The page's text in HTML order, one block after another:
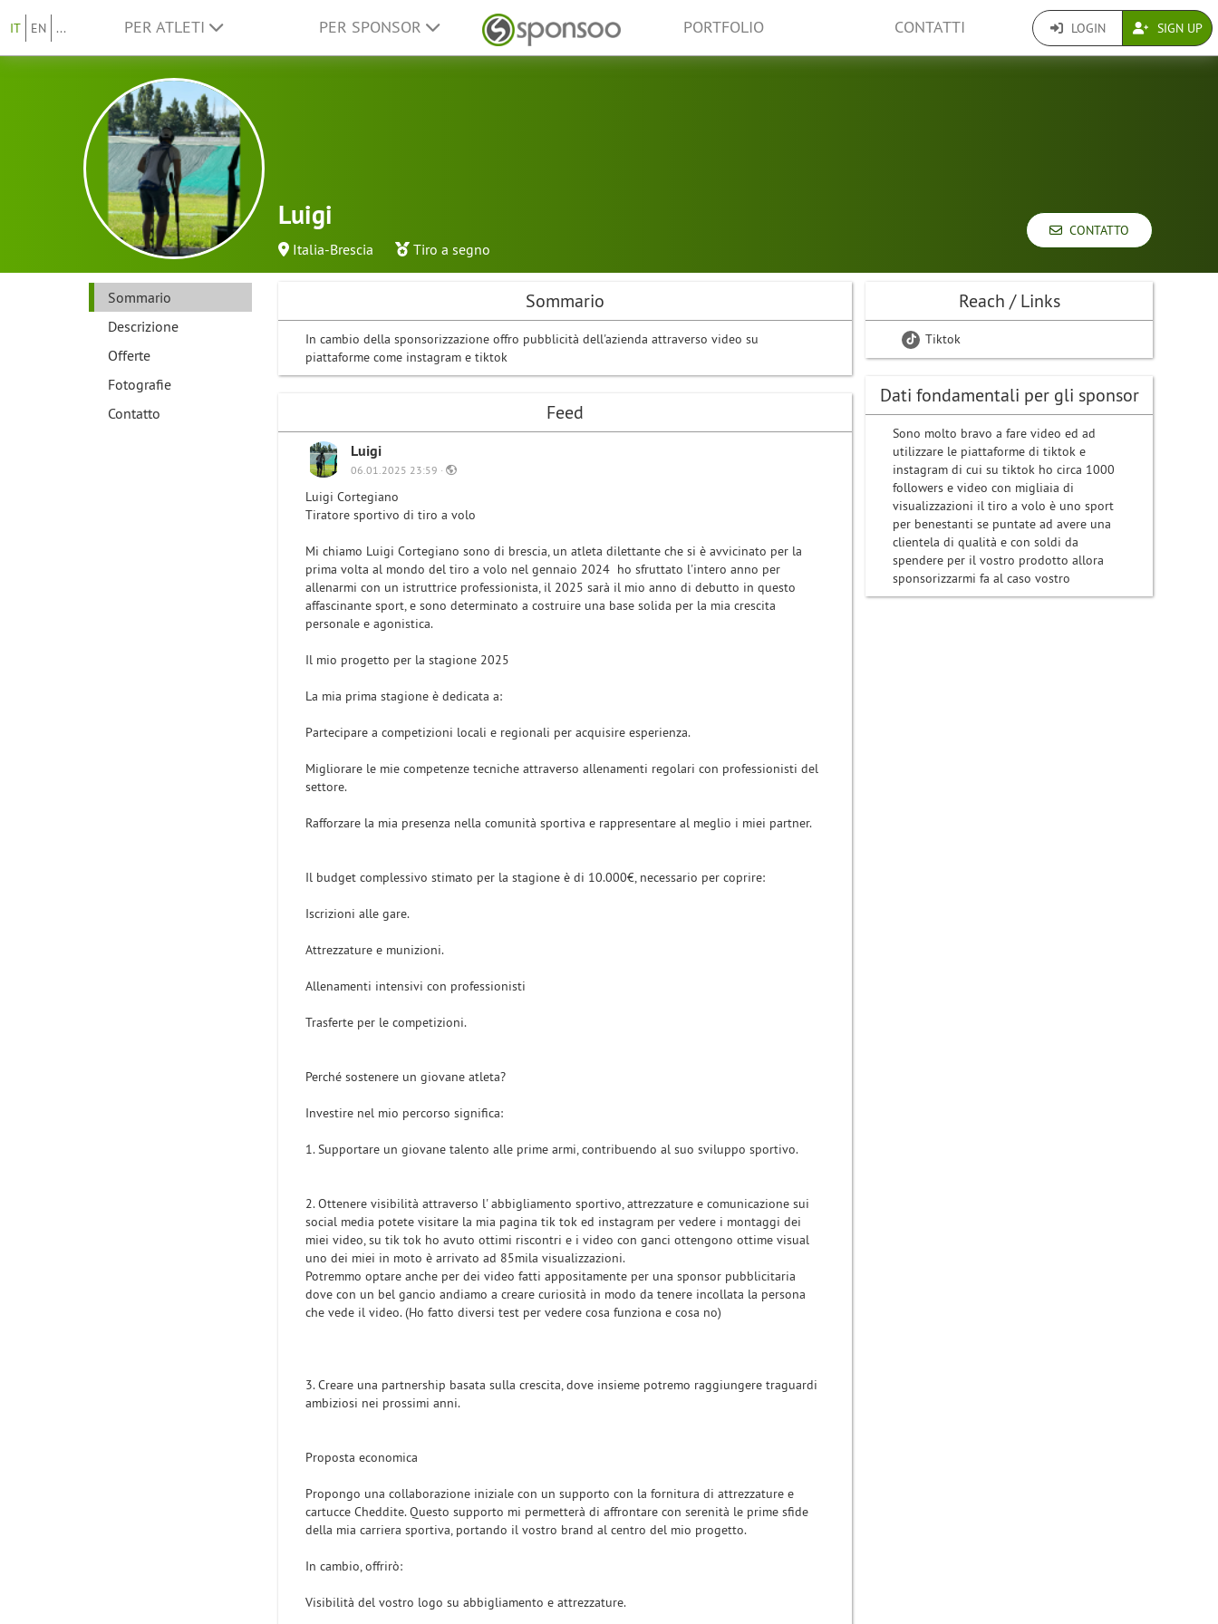
IT EN ... PER ATLETI PER SPONSOR PORTFOLIO CONTATTI LOGIN SIGN UP
Luigi
Italia-Brescia Tiro a segno
CONTATTO
Sommario
Descrizione
Offerte
Fotografie
Contatto
Sommario
In cambio della sponsorizzazione offro pubblicità dell'azienda attraverso video su
piattaforme come instagram e tiktok
Feed
Luigi
06.01.2025 23:59 ·
Luigi Cortegiano
Tiratore sportivo di tiro a volo
Mi chiamo Luigi Cortegiano sono di brescia, un atleta dilettante che si è avvicinato per la
prima volta al mondo del tiro a volo nel gennaio 2024 ho sfruttato l'intero anno per
allenarmi con un istruttrice professionista, il 2025 sarà il mio anno di debutto in questo
affascinante sport, e sono determinato a costruire una base solida per la mia crescita
personale e agonistica.
Il mio progetto per la stagione 2025
La mia prima stagione è dedicata a:
Partecipare a competizioni locali e regionali per acquisire esperienza.
Migliorare le mie competenze tecniche attraverso allenamenti regolari con professionisti del
settore.
Rafforzare la mia presenza nella comunità sportiva e rappresentare al meglio i miei partner.
Il budget complessivo stimato per la stagione è di 10.000€, necessario per coprire:
Iscrizioni alle gare.
Attrezzature e munizioni.
Allenamenti intensivi con professionisti
Trasferte per le competizioni.
Perché sostenere un giovane atleta?
Investire nel mio percorso significa:
1. Supportare un giovane talento alle prime armi, contribuendo al suo sviluppo sportivo.
2. Ottenere visibilità attraverso l' abbigliamento sportivo, attrezzature e comunicazione sui
social media potete visitare la mia pagina tik tok ed instagram per vedere i montaggi dei
miei video, su tik tok ho avuto ottimi riscontri e i video con ganci ottengono ottime visual
uno dei miei in moto è arrivato ad 85mila visualizzazioni.
Potremmo optare anche per dei video fatti appositamente per una sponsor pubblicitaria
dove con un bel gancio andiamo a creare curiosità in modo da tenere incollata la persona
che vede il video. (Ho fatto diversi test per vedere cosa funziona e cosa no)
3. Creare una partnership basata sulla crescita, dove insieme potremo raggiungere traguardi
ambiziosi nei prossimi anni.
Proposta economica
Propongo una collaborazione iniziale con un supporto con la fornitura di attrezzature e
cartucce Cheddite. Questo supporto mi permetterà di affrontare con serenità le prime sfide
della mia carriera sportiva, portando il vostro brand al centro del mio progetto.
In cambio, offrirò:
Visibilità del vostro logo su abbigliamento e attrezzature.
Reach / Links
Tiktok
Dati fondamentali per gli sponsor
Sono molto bravo a fare video ed ad
utilizzare le piattaforme di tiktok e
instagram di cui su tiktok ho circa 1000
followers e video con migliaia di
visualizzazioni il tiro a volo è uno sport
per benestanti se puntate ad avere una
clientela di qualità e con soldi da
spendere per il vostro prodotto allora
sponsorizzarmi fa al caso vostro